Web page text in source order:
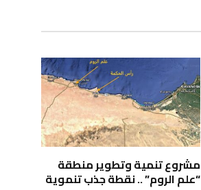
مشروع تنمية وتطوير منطقة
“علم الروم” .. نقطة جذب تنموية